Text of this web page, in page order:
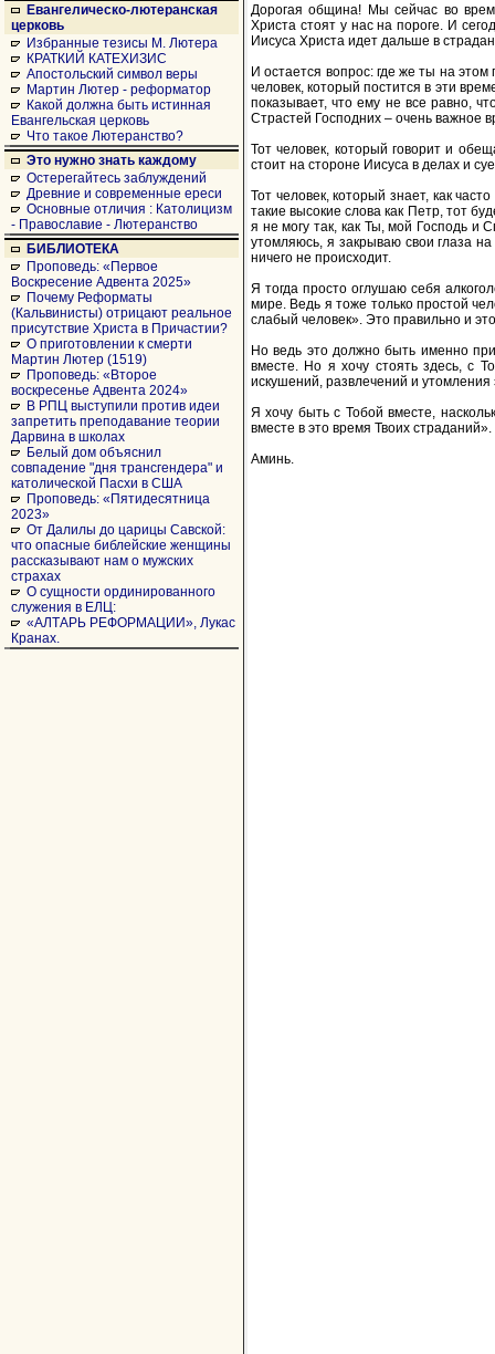
Евангелическо-лютеранская
церковь
Избранные тезисы М. Лютера
КРАТКИЙ КАТЕХИЗИС
Апостольский символ веры
Мартин Лютер - реформатор
Какой должна быть истинная
Евангельская церковь
Что такое Лютеранство?
Это нужно знать каждому
Остерегайтесь заблуждений
Древние и современные ереси
Основные отличия : Католицизм
- Православие - Лютеранство
БИБЛИОТЕКА
Проповедь: «Первое
Воскресение Адвента 2025»
Почему Реформаты
(Кальвинисты) отрицают реальное
присутствие Христа в Причастии?
О приготовлении к смерти
Мартин Лютер (1519)
Проповедь: «Второе
воскресенье Адвента 2024»
В РПЦ выступили против идеи
запретить преподавание теории
Дарвина в школах
Белый дом объяснил
совпадение "дня трансгендера" и
католической Пасхи в США
Проповедь: «Пятидесятница
2023»
От Далилы до царицы Савской:
что опасные библейские женщины
рассказывают нам о мужских
страхах
О сущности ординированного
служения в ЕЛЦ:
«АЛТАРЬ РЕФОРМАЦИИ», Лукас
Кранах.
Дорогая община! Мы сейчас во
Христа стоят у нас на пороге. И
Иисуса Христа идет дальше в
И остается вопрос: где же ты на
человек, который постится в эти
показывает, что ему не все равно,
Страстей Господних – очень важное
Тот человек, который говорит и
стоит на стороне Иисуса в делах и
Тот человек, который знает, как
такие высокие слова как Петр, тот
я не могу так, как Ты, мой Господь и
утомляюсь, я закрываю свои глаза
ничего не происходит.
Я тогда просто оглушаю себя
мире. Ведь я тоже только простой
слабый человек». Это правильно и
Но ведь это должно быть именно
вместе. Но я хочу стоять здесь, с
искушений, развлечений и утомления
Я хочу быть с Тобой вместе,
вместе в это время Твоих страданий».
Аминь.